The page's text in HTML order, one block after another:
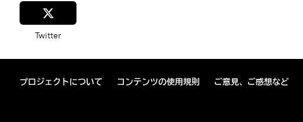
Twitter
プロジェクトについて コンテンツの使用規則 ご意見、ご感想など